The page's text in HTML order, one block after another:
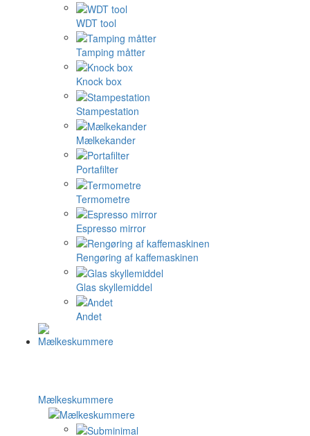
WDT tool
Tamping måtter
Knock box
Stampestation
Mælkekander
Portafilter
Termometre
Espresso mirror
Rengøring af kaffemaskinen
Glas skyllemiddel
Andet
Mælkeskummere